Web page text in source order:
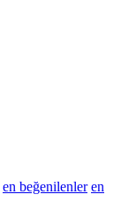
en beğenilenler en